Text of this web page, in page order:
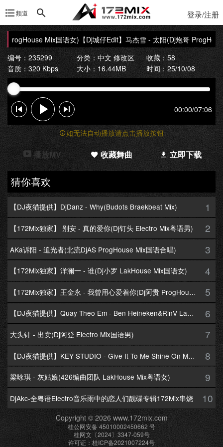
频道 登录/注册
ProgHouse Mix国语女)【Dj城仔Edit】马杰雪 - 太阳(Dj炮哥
编号：235299
分类：中文 修改区
收藏：58
音质：320 Kbps
大小：16.44MB 时间：25/10/08
00:00/07:06
如无法自动播放请点击播放按钮
播放MV 收藏舞曲 立即下载
猜你喜欢
【DJ夜猫提供】DjDanz - Why(Budots Braekbeat Mix) 1
【172Mix独家】 别安 - 真的爱你(Dj钉头 Electro Mix粤语男) 2
AKa诉阳 - 追光者(北流DjAS ProgHouse Mix国语合唱) 3
【172Mix独家】洋澜一 - 谁(Dj小罗 LakHouse Mix国语女) 4
【172Mix独家】王金永 - 我曾用心爱着你(Dj阿贵 ProgHouse Mix国语男) 5
【DJ夜猫提供】Quay Theo Em - Ben Heineken&RinV LakHouse Mix 6
大头针 - 出卖(Dj阿登 Electro Mix国语男) 7
【DJ夜猫提供】KEY STUDIO - Give It To Me Shine On Me By Lambo Thea 8
梁咏琪 - 灰姑娘(426编曲团队 LakHouse Mix粤语女) 9
DjAkc-全粤语Electro音乐雨中的恋人们靓碟专辑172Mix串烧 10
Copyright © 2026 www.172mix.com
桂公网安备 45010002450662 号
桂网文〔2024〕3347-059号
许可证：桂ICP备2021007224号